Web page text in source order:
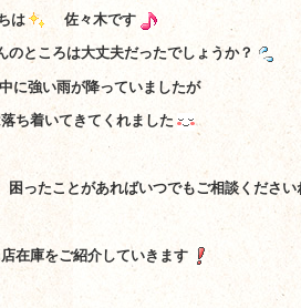
は 佐々木です
のところは大丈夫だったでしょうか？
に強い雨が降っていましたが
ち着いてきてくれました
困ったことがあればいつでもご相談ください
在庫をご紹介していきます